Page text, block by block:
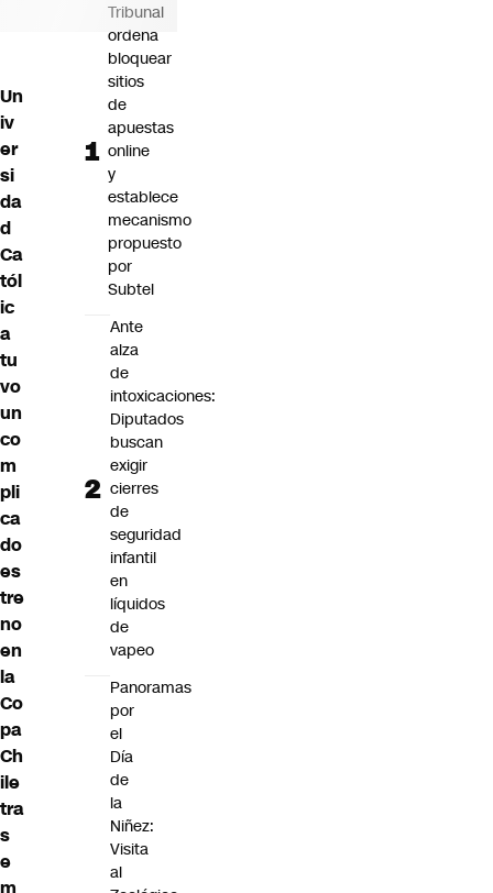
Un
iv
er
si
da
d
Ca
tól
ic
a
tu
vo
un
co
m
pli
ca
do
es
tre
no
en
la
Co
pa
Ch
ile
tra
s
e
m
Tribunal
ordena
bloquear
sitios
de
apuestas
online
y
establece
mecanismo
propuesto
por
Subtel
Ante
alza
de
intoxicaciones:
Diputados
buscan
exigir
cierres
de
seguridad
infantil
en
líquidos
de
vapeo
Panoramas
por
el
Día
de
la
Niñez:
Visita
al